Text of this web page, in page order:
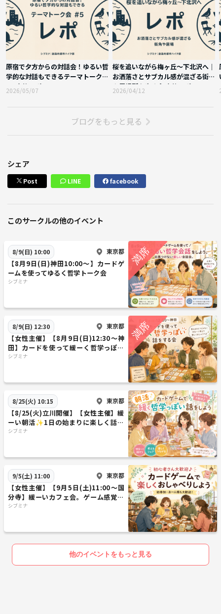
原宿で夕方からの対話会！ゆるい哲
学的な対話もできるテーマトーク会
#5 実施レポート
2026/05/07
桜を追いながら梅ヶ丘〜下北沢へ｜
お洒落さとサブカル感が混ざる街角
や居場所を歩く会 実施レポート
2026/04/12
ブログをもっと見る
シェア
Post LINE facebook
このサークルの他のイベント
8/9(日) 10:00 東京都
【8月9日(日)神田10:00～】カードゲ
ームを使ってゆるく哲学トーク会
シブミナ
8/9(日) 12:30 東京都
【女性主催】【8月9日(日)12:30～神
田】カードを使って緩ーく哲学っぽい
事を話す会
シブミナ
8/25(火) 10:15 東京都
【8/25(火)立川開催】【女性主催】緩
ーい朝活✨1日の始まりに楽しく話し
ましょう😊☕
シブミナ
9/5(土) 11:00 東京都
【女性主催】【9月5日(土)11:00～国
分寺】緩ーいカフェ会。ゲーム感覚で
楽しく話しましょう😊☕
シブミナ
他のイベントをもっと見る